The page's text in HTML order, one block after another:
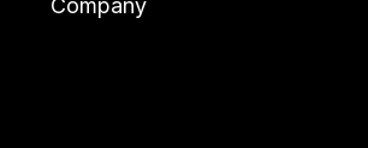
Company